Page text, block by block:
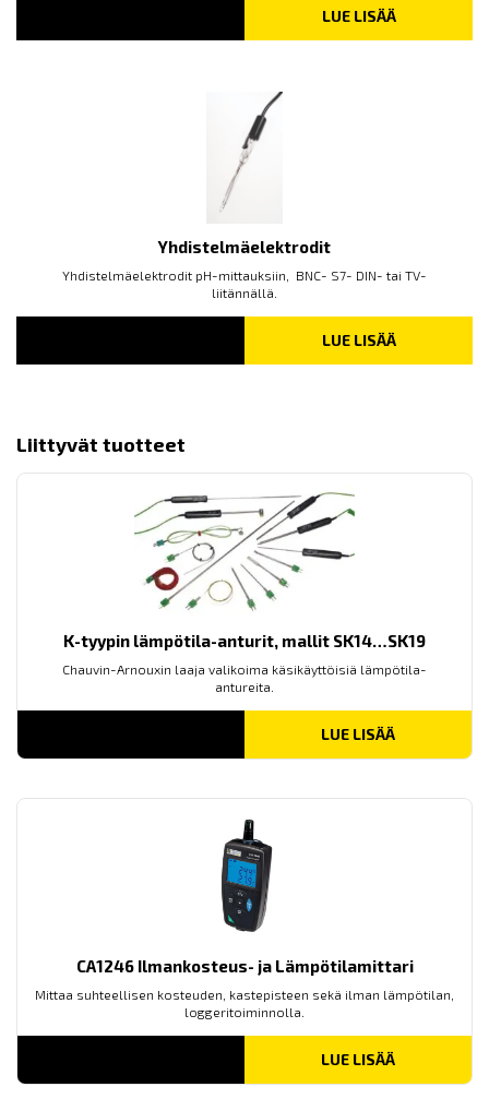
LUE LISÄÄ
Yhdistelmäelektrodit
Yhdistelmäelektrodit pH-mittauksiin, BNC- S7- DIN- tai TV-
liitännällä.
LUE LISÄÄ
Liittyvät tuotteet
K-tyypin lämpötila-anturit, mallit SK14…SK19
Chauvin-Arnouxin laaja valikoima käsikäyttöisiä lämpötila-
antureita.
LUE LISÄÄ
CA1246 Ilmankosteus- ja Lämpötilamittari
Mittaa suhteellisen kosteuden, kastepisteen sekä ilman lämpötilan,
loggeritoiminnolla.
LUE LISÄÄ